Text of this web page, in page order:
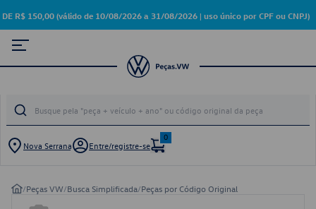
DE R$ 150,00 (válido de 10/08/2026 a 31/08/2026 | uso único por CPF ou CNPJ)
Nova Serrana Entre/registre-se
0
/Peças VW/Busca Simplificada/Peças por Código Original